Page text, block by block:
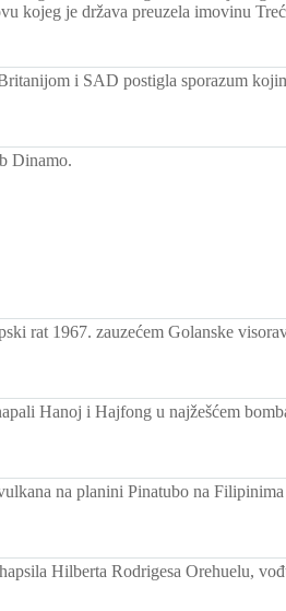
kojeg je država preuzela imovinu
i SAD postigla sporazum
Dinamo.
rat 1967. zauzećem Golanske
Hanoj i Hajfong u najžešćem
na planini Pinatubo na
Hilberta Rodrigesa Orehuelu,